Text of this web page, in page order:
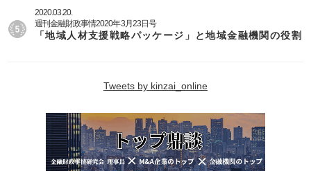
2020.03.20.
週刊金融財政事情2020年3月23日号
「地域人材支援戦略パッケージ」と地域金融機関の役割
Tweets by kinzai_online